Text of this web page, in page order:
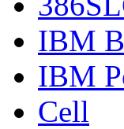
IBM
IBM
Cell